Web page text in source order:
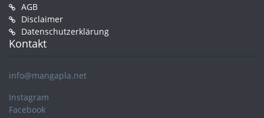
AGB
Disclaimer
Datenschutzerklärung
Kontakt
info@mangapla.net
Instagram
Facebook